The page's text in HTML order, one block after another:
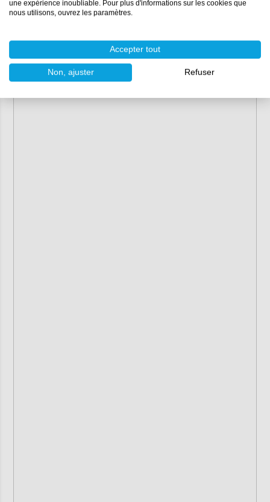
une expérience inoubliable. Pour plus d'informations sur les cookies que
nous utilisons, ouvrez les paramètres.
Accepter tout
Non, ajuster Refuser